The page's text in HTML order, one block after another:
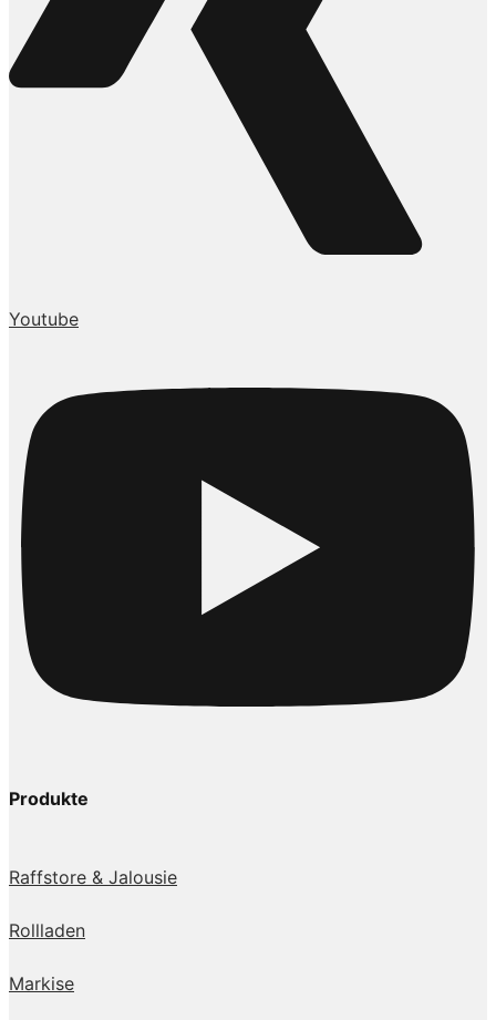
Youtube
Produkte
Raffstore & Jalousie
Rollladen
Markise